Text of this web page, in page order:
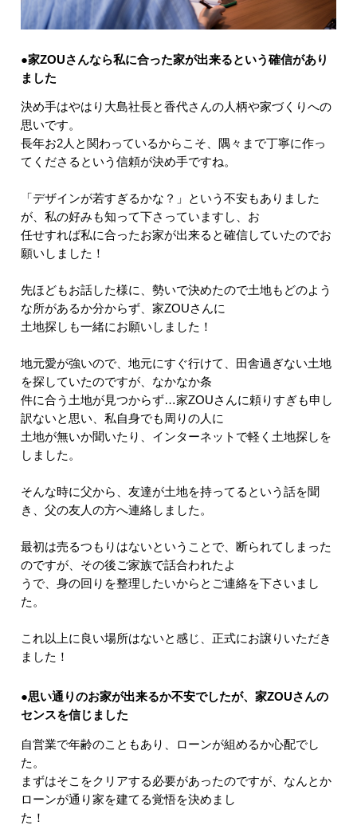
●家ZOUさんなら私に合った家が出来るという確信があり
ました
決め手はやはり大島社長と香代さんの人柄や家づくりへの
思いです。
長年お2人と関わっているからこそ、隅々まで丁寧に作っ
てくださるという信頼が決め手ですね。
「デザインが若すぎるかな？」という不安もありました
が、私の好みも知って下さっていますし、お
任せすれば私に合ったお家が出来ると確信していたのでお
願いしました！
先ほどもお話した様に、勢いで決めたので土地もどのよう
な所があるか分からず、家ZOUさんに
土地探しも一緒にお願いしました！
地元愛が強いので、地元にすぐ行けて、田舎過ぎない土地
を探していたのですが、なかなか条
件に合う土地が見つからず…家ZOUさんに頼りすぎも申し
訳ないと思い、私自身でも周りの人に
土地が無いか聞いたり、インターネットで軽く土地探しを
しました。
そんな時に父から、友達が土地を持ってるという話を聞
き、父の友人の方へ連絡しました。
最初は売るつもりはないということで、断られてしまった
のですが、その後ご家族で話合われたよ
うで、身の回りを整理したいからとご連絡を下さいまし
た。
これ以上に良い場所はないと感じ、正式にお譲りいただき
ました！
●思い通りのお家が出来るか不安でしたが、家ZOUさんの
センスを信じました
自営業で年齢のこともあり、ローンが組めるか心配でし
た。
まずはそこをクリアする必要があったのですが、なんとか
ローンが通り家を建てる覚悟を決めまし
た！